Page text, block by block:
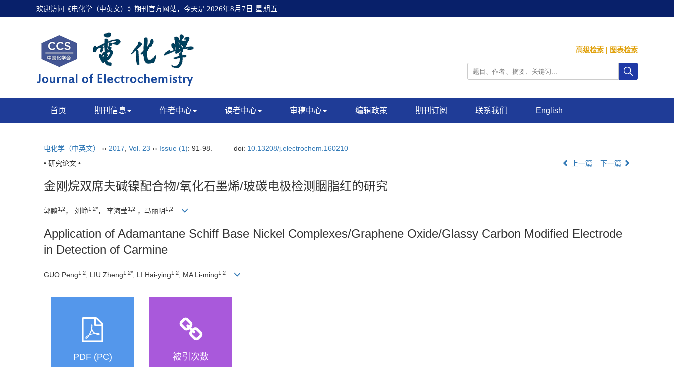
欢迎访问《电化学（中英文）》期刊官方网站，今天是 2026年8月7日 星期五
高级检索 | 图表检索
首页 期刊信息 作者中心 读者中心 审稿中心 编辑政策 期刊订阅 联系我们 English
电化学（中英文） ›› 2017 Vol. 23 ›› Issue (1): 91-98. doi: 10.13208/j.electrochem.160210
• 研究论文 •
上一篇 下一篇
金刚烷双席夫碱镍配合物/氧化石墨烯/玻碳电极检测胭脂红的研究
郭鹏1,2， 刘峥1,2*， 李海莹1,2 ，马丽明 1,2
Application of Adamantane Schiff Base Nickel Complexes/Graphene Oxide/Glassy Carbon Modified Electrode
in Detection of Carmine
GUO Peng1,2 , LIU Zheng1,2* , LI Hai-ying1,2 , MA Li-ming1,2
PDF (PC) 被引次数